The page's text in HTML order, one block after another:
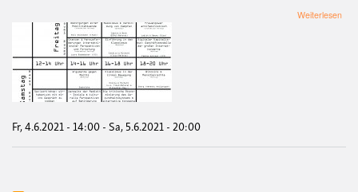
Weiterlesen
Fr, 4.6.2021 - 14:00-Sa, 5.6.2021 - 20:00